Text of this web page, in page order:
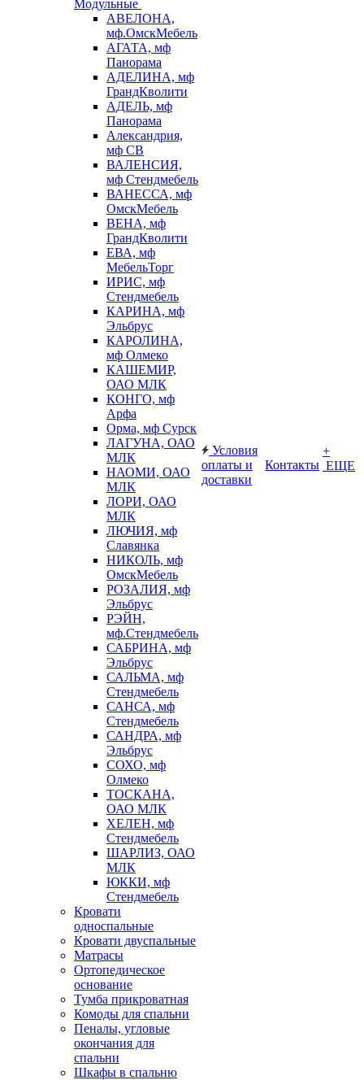
Модульные
АВЕЛОНА,
мф.ОмскМебель
АГАТА, мф
Панорама
АДЕЛИНА, мф
ГрандКволити
АДЕЛЬ, мф
Панорама
Александрия,
мф СВ
ВАЛЕНСИЯ,
мф Стендмебель
ВАНЕССА, мф
ОмскМебель
ВЕНА, мф
ГрандКволити
ЕВА, мф
МебельТорг
ИРИС, мф
Стендмебель
КАРИНА, мф
Эльбрус
КАРОЛИНА,
мф Олмеко
КАШЕМИР,
ОАО МЛК
КОНГО, мф
Арфа
Орма, мф Сурск
ЛАГУНА, ОАО
МЛК
НАОМИ, ОАО
МЛК
ЛОРИ, ОАО
МЛК
ЛЮЧИЯ, мф
Славянка
НИКОЛЬ, мф
ОмскМебель
РОЗАЛИЯ, мф
Эльбрус
РЭЙН,
мф.Стендмебель
САБРИНА, мф
Эльбрус
САЛЬМА, мф
Стендмебель
САНСА, мф
Стендмебель
САНДРА, мф
Эльбрус
СОХО, мф
Олмеко
ТОСКАНА,
ОАО МЛК
ХЕЛЕН, мф
Стендмебель
ШАРЛИЗ, ОАО
МЛК
ЮККИ, мф
Стендмебель
Кровати
односпальные
Кровати двуспальные
Матрасы
Ортопедическое
основание
Тумба прикроватная
Комоды для спальни
Пеналы, угловые
окончания для
спальни
Шкафы в спальню
Условия
оплаты и
доставки
Контакты
+
ЕЩЕ